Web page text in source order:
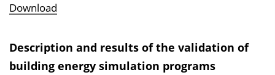
Download
Description and results of the validation of
building energy simulation programs